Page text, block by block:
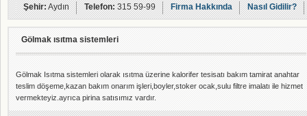
Şehir:Aydın Telefon:315 59-99 Firma Hakkında Nasıl Gidilir?
Gölmak ısıtma sistemleri
Gölmak Isıtma sistemleri olarak ısıtma üzerine kalorifer tesisatı bakım tamirat anahtar
teslim döşeme,kazan bakım onarım işleri,boyler,stoker ocak,sulu filtre imalatı ile hizmet
vermekteyiz.ayrıca pirina satısımız vardır.